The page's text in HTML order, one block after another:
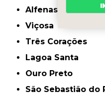
Alfenas
Viçosa
Três Corações
Lagoa Santa
Ouro Preto
São Sebastião do